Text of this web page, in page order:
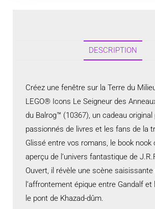
DESCRIPTION
Créez une fenêtre sur la Terre du
LEGO® Icons Le Seigneur des
du Balrog™ (10367), un cadeau original
passionnés de livres et les fans de la
Glissé entre vos romans, le book nook
aperçu de l’univers fantastique de
Ouvert, il révèle une scène
l’affrontement épique entre Gandalf et
le pont de Khazad-dûm.